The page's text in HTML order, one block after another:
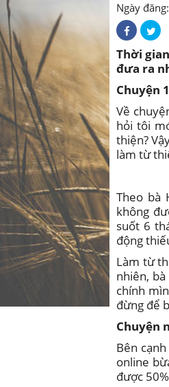
Ngày
Thời
đưa ra
Chuyện
Về
hỏi tôi
thiện?
làm từ
Theo bà
không
suốt 6
động
Làm từ
nhiên,
chính
đừng để
Chuyện
Bên
online
được